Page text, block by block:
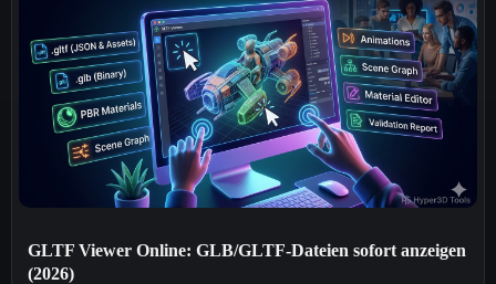
GLTF Viewer Online: GLB/GLTF-Dateien sofort anzeigen
(2026)